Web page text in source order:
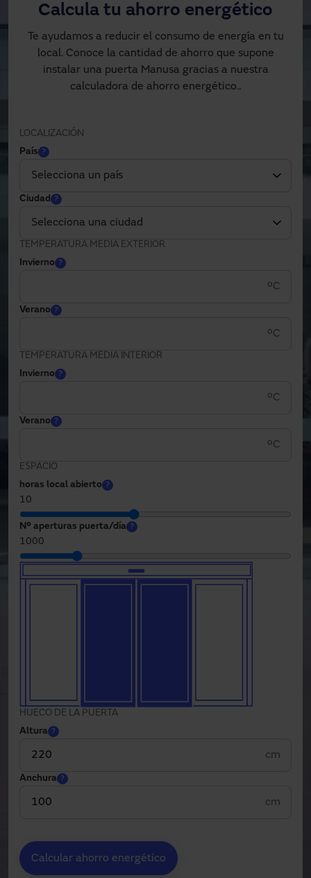
Calcula tu ahorro energético
Te ayudamos a reducir el consumo de energía en tu
local. Conoce la cantidad de ahorro que supone
instalar una puerta Manusa gracias a nuestra
calculadora de ahorro energético..
LOCALIZACIÓN
País
?
Ciudad ?
TEMPERATURA MEDIA EXTERIOR
Invierno
?
ºC
Verano ?
ºC
TEMPERATURA MEDIA INTERIOR
Invierno
?
ºC
Verano ?
ºC
ESPACIO
horas local abierto
?
10
Nº aperturas puerta/día ?
1000
HUECO DE LA PUERTA
Altura
?
cm
Anchura ?
cm
Calcular ahorro energético